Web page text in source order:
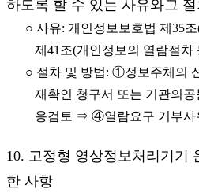
하도록 할 수 있는 사유와그 절
○ 사유: 개인정보보호법 제35
제41조(개인정보의 열람절차
○ 절차 및 방법: ①정보주체의
재확인 청구서 또는 기관의
용검토 ⇒ ④열람요구 거부사
10. 고정형 영상정보처리기기
한 사항